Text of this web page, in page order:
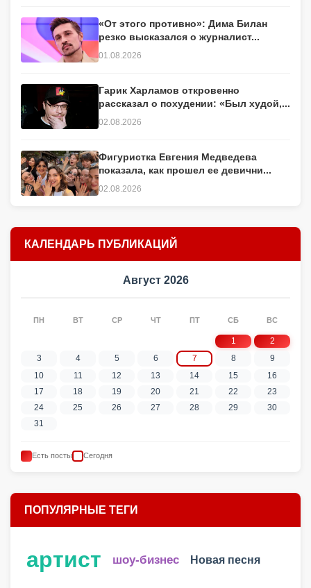
«От этого противно»: Дима Билан
резко высказался о журналист...
01.08.2026
Гарик Харламов откровенно
рассказал о похудении: «Был худой,...
02.08.2026
Фигуристка Евгения Медведева
показала, как прошел ее девични...
02.08.2026
КАЛЕНДАРЬ ПУБЛИКАЦИЙ
Август 2026
ПН ВТ СР ЧТ ПТ СБ ВС
1
2
3
4 5 6 7 8
9
10
11 12 13 14 15
16
17
18 19 20 21 22
23
24
25 26 27 28 29
30
31
Есть посты Сегодня
ПОПУЛЯРНЫЕ ТЕГИ
артист шоу-бизнес Новая песня